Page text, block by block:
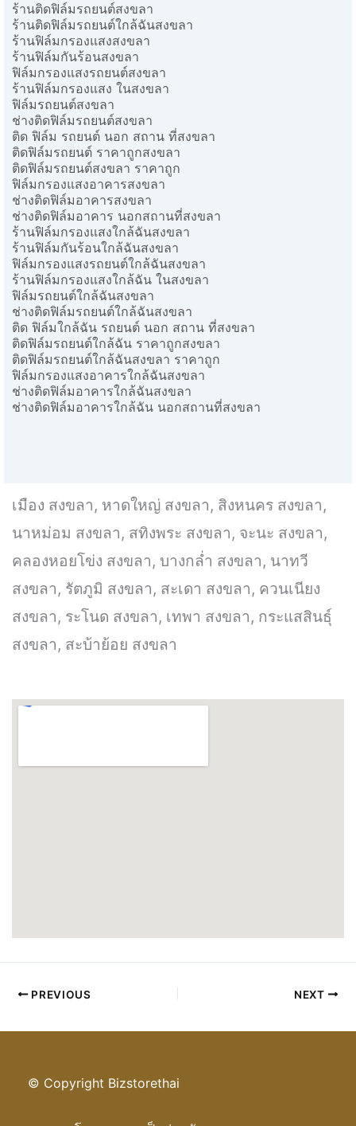
ร้านติดฟิล์มรถยนต์สงขลา
ร้านติดฟิล์มรถยนต์ใกล้ฉันสงขลา
ร้านฟิล์มกรองแสงสงขลา
ร้านฟิล์มกันร้อนสงขลา
ฟิล์มกรองแสงรถยนต์สงขลา
ร้านฟิล์มกรองแสง ในสงขลา
ฟิล์มรถยนต์สงขลา
ช่างติดฟิล์มรถยนต์สงขลา
ติด ฟิล์ม รถยนต์ นอก สถาน ที่สงขลา
ติดฟิล์มรถยนต์ ราคาถูกสงขลา
ติดฟิล์มรถยนต์สงขลา ราคาถูก
ฟิล์มกรองแสงอาคารสงขลา
ช่างติดฟิล์มอาคารสงขลา
ช่างติดฟิล์มอาคาร นอกสถานที่สงขลา
ร้านฟิล์มกรองแสงใกล้ฉันสงขลา
ร้านฟิล์มกันร้อนใกล้ฉันสงขลา
ฟิล์มกรองแสงรถยนต์ใกล้ฉันสงขลา
ร้านฟิล์มกรองแสงใกล้ฉัน ในสงขลา
ฟิล์มรถยนต์ใกล้ฉันสงขลา
ช่างติดฟิล์มรถยนต์ใกล้ฉันสงขลา
ติด ฟิล์มใกล้ฉัน รถยนต์ นอก สถาน ที่สงขลา
ติดฟิล์มรถยนต์ใกล้ฉัน ราคาถูกสงขลา
ติดฟิล์มรถยนต์ใกล้ฉันสงขลา ราคาถูก
ฟิล์มกรองแสงอาคารใกล้ฉันสงขลา
ช่างติดฟิล์มอาคารใกล้ฉันสงขลา
ช่างติดฟิล์มอาคารใกล้ฉัน นอกสถานที่สงขลา
เมือง สงขลา, หาดใหญ่ สงขลา, สิงหนคร สงขลา,
นาหม่อม สงขลา, สทิงพระ สงขลา, จะนะ สงขลา,
คลองหอยโข่ง สงขลา, บางกล่ำ สงขลา, นาทวี
สงขลา, รัตภูมิ สงขลา, สะเดา สงขลา, ควนเนียง
สงขลา, ระโนด สงขลา, เทพา สงขลา, กระแสสินธุ์
สงขลา, สะบ้าย้อย สงขลา
PREVIOUS NEXT
© Copyright Bizstorethai